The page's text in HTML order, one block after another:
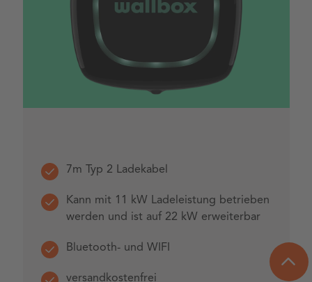
7m Typ 2 Ladekabel
Kann mit 11 kW Ladeleistung betrieben
werden und ist auf 22 kW erweiterbar
Bluetooth- und WIFI
versandkostenfrei